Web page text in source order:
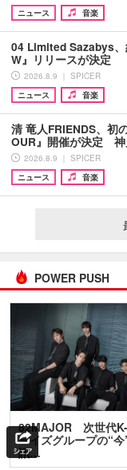
ニュース
音楽
04 Limited Sazabys
W』リリースが決定
2026.8.9 ｜ SPICER
ニュース
音楽
清 竜人FRIENDS、初
OUR』開催が決定
2026.8.9 ｜ SPICER
ニュース
音楽
POWER PUSH
82MAJOR 次世代
ーイズグループの“今
訊…